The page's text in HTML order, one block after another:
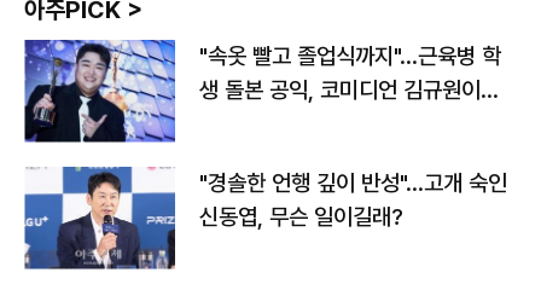
아주PICK >
"속옷 빨고 졸업식까지"…근육병 학
생 돌본 공익, 코미디언 김규원이었
"경솔한 언행 깊이 반성"…고개 숙인
신동엽, 무슨 일이길래?